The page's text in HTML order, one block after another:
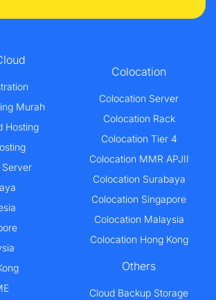
Murah
Hosting
Server
Colocation
Colocation Server
Colocation Rack
Colocation Tier 4
Colocation MMR APJII
Colocation Surabaya
Colocation Singapore
Colocation Malaysia
Colocation Hong Kong
Others
Cloud Backup Storage